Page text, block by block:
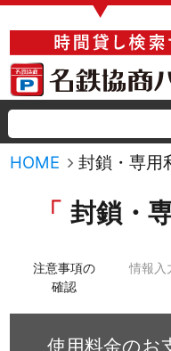
▼
HOME 封鎖・専用
封鎖・
注意事項の
確認
情報入
使用料金の